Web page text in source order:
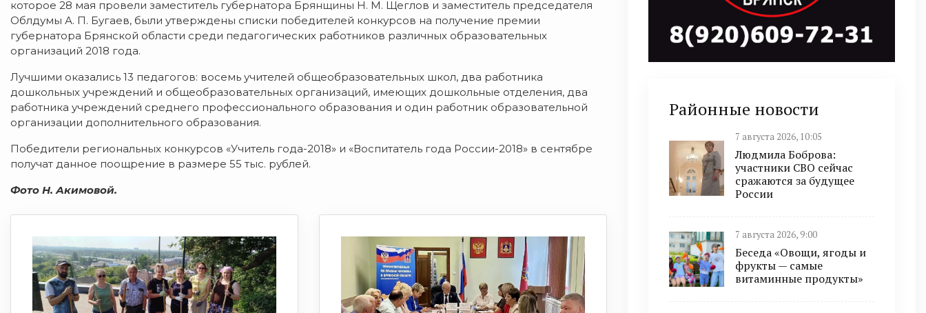
которое 28 мая провели заместитель губернатора Брянщины Н. М. Щеглов и заместитель председателя
Облдумы А. П. Бугаев, были утверждены списки победителей конкурсов на получение премии
губернатора Брянской области среди педагогических работников различных образовательных
организаций 2018 года.
Лучшими оказались 13 педагогов: восемь учителей общеобразовательных школ, два работника
дошкольных учреждений и общеобразовательных организаций, имеющих дошкольные отделения, два
работника учреждений среднего профессионального образования и один работник образовательной
организации дополнительного образования.
Победители региональных конкурсов «Учитель года-2018» и «Воспитатель года России-2018» в сентябре
получат данное поощрение в размере 55 тыс. рублей.
Фото Н. Акимовой.
Районные новости
7 августа 2026, 10:05
Людмила Боброва:
участники СВО сейчас
сражаются за будущее
России
7 августа 2026, 9:00
Беседа «Овощи, ягоды и
фрукты — самые
витаминные продукты»